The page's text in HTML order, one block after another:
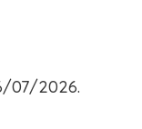
07/2026.